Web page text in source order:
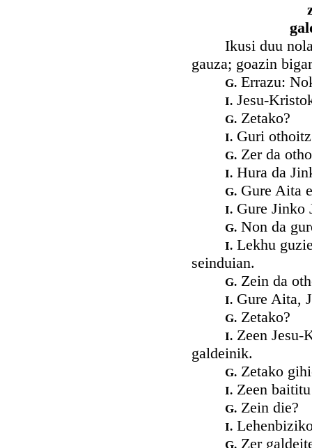
Ikusi duu nola
gauza; goazin
G. Errazu:
I. Jesu-
G. Zetako?
I. Guri
G. Zer da
I. Hura da
G. Gure Aita
I. Gure Jinko
G. Non da
I. Lekhu
seinduian.
G. Zein da
I. Gure Aita,
G. Zetako?
I. Zeen Jesu-
galdeinik.
G. Zetako
I. Zeen
G. Zein die?
I.
G. Zer